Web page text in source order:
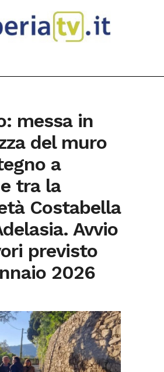
messa in
del muro
a
tra la
Costabella
Avvio
previsto
2026